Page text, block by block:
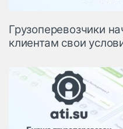
Грузоперевозчики
клиентам свои